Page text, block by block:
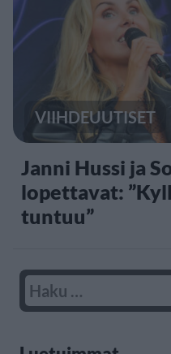
VIIHDEUUTISET
Janni Hussi ja
lopettavat:
tuntuu”